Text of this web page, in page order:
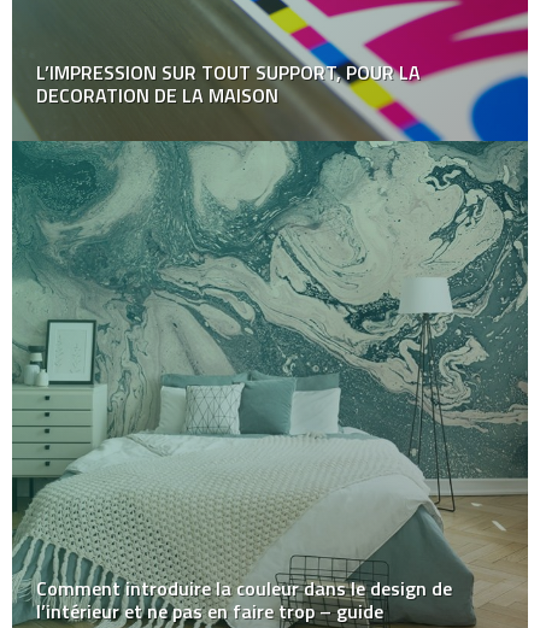
L’IMPRESSION SUR TOUT SUPPORT, POUR LA
DECORATION DE LA MAISON
Comment introduire la couleur dans le design de
l’intérieur et ne pas en faire trop – guide